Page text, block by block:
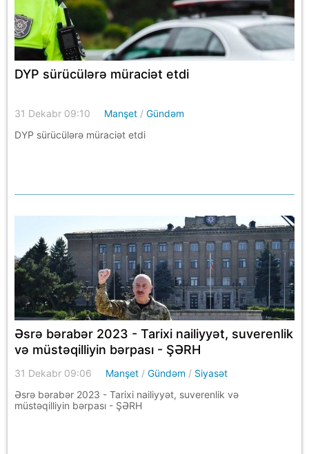
DYP sürücülərə müraciət etdi
31 Dekabr 09:10 Manşet /Gündəm
DYP sürücülərə müraciət etdi
Əsrə bərabər 2023 - Tarixi nailiyyət, suverenlik
və müstəqilliyin bərpası - ŞƏRH
31 Dekabr 09:06 Manşet /Gündəm / Siyasət
Əsrə bərabər 2023 - Tarixi nailiyyət, suverenlik və
müstəqilliyin bərpası - ŞƏRH